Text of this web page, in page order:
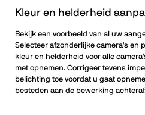
Kleur en helderheid
Bekijk een voorbeeld van al uw
Selecteer afzonderlijke camera's en
kleur en helderheid voor alle
met opnemen. Corrigeer tevens
belichting toe voordat u gaat
besteden aan de bewerking